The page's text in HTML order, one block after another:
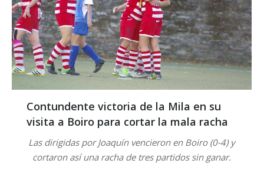
Contundente victoria de la Mila en su
visita a Boiro para cortar la mala racha
Las dirigidas por Joaquín vencieron en Boiro (0-4) y
cortaron así una racha de tres partidos sin ganar.